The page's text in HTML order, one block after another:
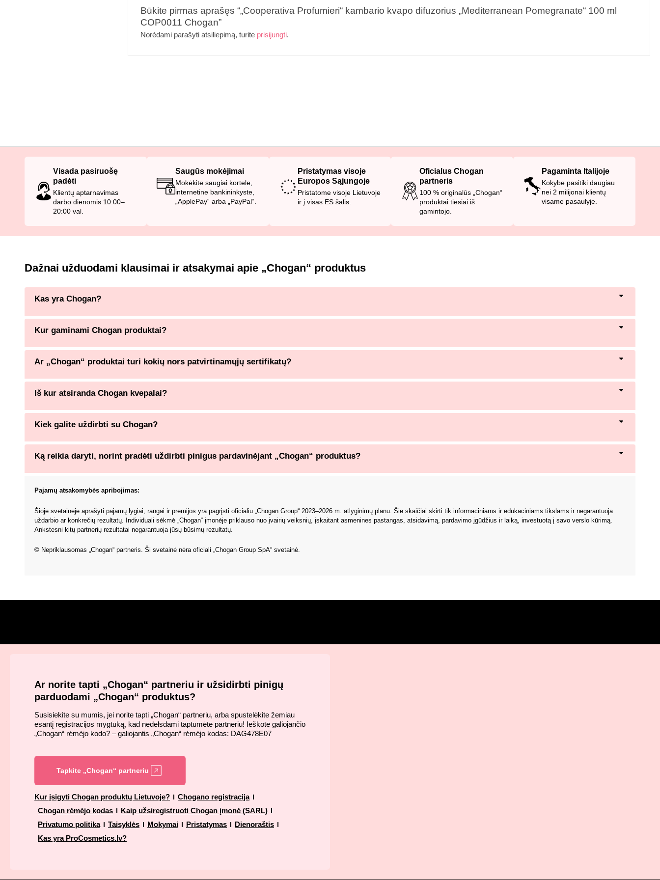
Būkite pirmas aprašęs “„Cooperativa Profumieri“ kambario kvapo difuzorius „Mediterranean Pomegranate“ 100 ml
COP0011 Chogan”
Norėdami parašyti atsiliepimą, turite prisijungti.
Visada pasiruošę
padėti
Klientų aptarnavimas
darbo dienomis 10:00–
20:00 val.
Saugūs mokėjimai
Mokėkite saugiai kortele,
internetine bankininkyste,
„ApplePay“ arba „PayPal“.
Pristatymas visoje
Europos Sąjungoje
Pristatome visoje Lietuvoje
ir į visas ES šalis.
Oficialus Chogan
partneris
100 % originalūs „Chogan“
produktai tiesiai iš
gamintojo.
Pagaminta Italijoje
Kokybe pasitiki daugiau
nei 2 milijonai klientų
visame pasaulyje.
Dažnai užduodami klausimai ir atsakymai apie „Chogan“ produktus
Kas yra Chogan?
Kur gaminami Chogan produktai?
Ar „Chogan“ produktai turi kokių nors patvirtinamųjų sertifikatų?
Iš kur atsiranda Chogan kvepalai?
Kiek galite uždirbti su Chogan?
Ką reikia daryti, norint pradėti uždirbti pinigus pardavinėjant „Chogan“ produktus?
Pajamų atsakomybės apribojimas:
Šioje svetainėje aprašyti pajamų lygiai, rangai ir premijos yra pagrįsti oficialiu „Chogan Group“ 2023–2026 m. atlyginimų planu. Šie skaičiai skirti tik informaciniams ir edukaciniams tikslams ir negarantuoja
uždarbio ar konkrečių rezultatų. Individuali sėkmė „Chogan“ įmonėje priklauso nuo įvairių veiksnių, įskaitant asmenines pastangas, atsidavimą, pardavimo įgūdžius ir laiką, investuotą į savo verslo kūrimą.
Ankstesni kitų partnerių rezultatai negarantuoja jūsų būsimų rezultatų.
© Nepriklausomas „Chogan“ partneris. Ši svetainė nėra oficiali „Chogan Group SpA“ svetainė.
Ar norite tapti „Chogan“ partneriu ir užsidirbti pinigų
parduodami „Chogan“ produktus?
Susisiekite su mumis, jei norite tapti „Chogan“ partneriu, arba spustelėkite žemiau
esantį registracijos mygtuką, kad nedelsdami taptumėte partneriu! Ieškote galiojančio
„Chogan“ rėmėjo kodo? – galiojantis „Chogan“ rėmėjo kodas: DAG478E07
Tapkite „Chogan“ partneriu
Kur įsigyti Chogan produktų Lietuvoje?
Chogano registracija
Chogan rėmėjo kodas
Kaip užsiregistruoti Chogan įmonė (SARL)
Privatumo politika
Taisyklės Mokymai Pristatymas
Dienoraštis
Kas yra ProCosmetics.lv?